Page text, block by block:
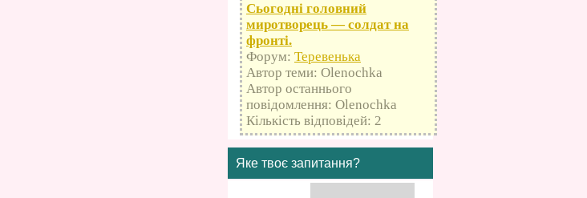
Сьогодні головний
миротворець — солдат на
фронті.
Форум: Теревенька
Автор теми: Olenochka
Автор останнього
повідомлення: Olenochka
Кількість відповідей: 2
Яке твоє запитання?